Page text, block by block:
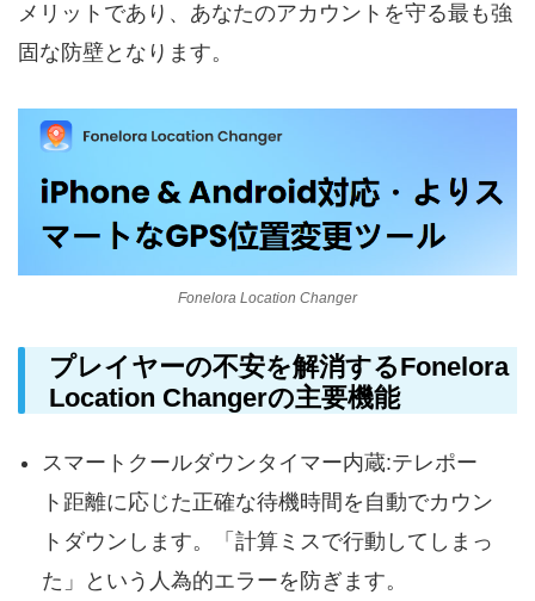
メリットであり、あなたのアカウントを守る最も強
固な防壁となります。
Fonelora Location Changer
プレイヤーの不安を解消するFonelora
Location Changerの主要機能
スマートクールダウンタイマー内蔵:テレポー
ト距離に応じた正確な待機時間を自動でカウン
トダウンします。「計算ミスで行動してしまっ
た」という人為的エラーを防ぎます。